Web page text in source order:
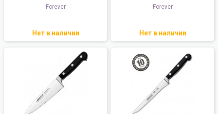
Forever
Нет в наличии
Forever
Нет в наличии